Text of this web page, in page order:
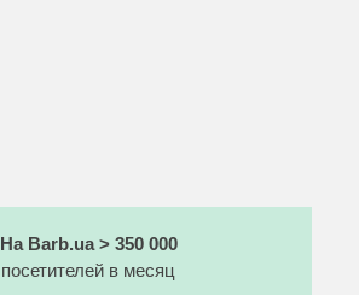
На Barb.ua > 350 000
посетителей в месяц